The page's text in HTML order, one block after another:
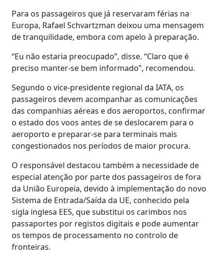
Para os passageiros que já reservaram férias na
Europa, Rafael Schvartzman deixou uma mensagem
de tranquilidade, embora com apelo à preparação.
“Eu não estaria preocupado”, disse. “Claro que é
preciso manter-se bem informado”, recomendou.
Segundo o vice-presidente regional da IATA, os
passageiros devem acompanhar as comunicações
das companhias aéreas e dos aeroportos, confirmar
o estado dos voos antes de se deslocarem para o
aeroporto e preparar-se para terminais mais
congestionados nos períodos de maior procura.
O responsável destacou também a necessidade de
especial atenção por parte dos passageiros de fora
da União Europeia, devido à implementação do novo
Sistema de Entrada/Saída da UE, conhecido pela
sigla inglesa EES, que substitui os carimbos nos
passaportes por registos digitais e pode aumentar
os tempos de processamento no controlo de
fronteiras.